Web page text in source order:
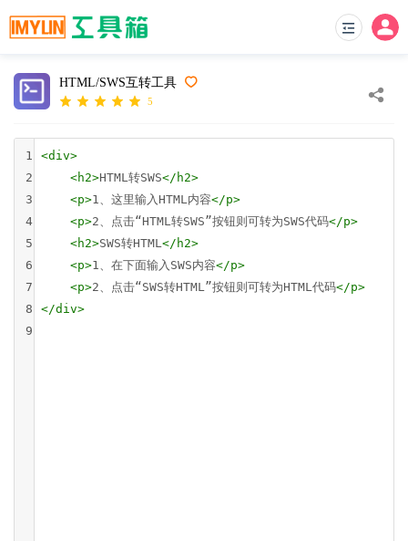
HTML/SWS互转工具
5
1 <div>
2
<h2>HTML转SWS</ h2>
3
<p>1、这里输入HTML内容</p>
4
<p>2、点击“HTML转SWS”按钮则可转为SWS代码</p>
5
<h2>SWS转HTML</ h2>
6
<p>1、在下面输入SWS内容</p>
7
<p>2、点击“SWS转HTML”按钮则可转为HTML代码</p>
8
</div>
9